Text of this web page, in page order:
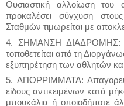
Ουσιαστική αλλοίωση του
προκαλέσει σύγχυση
Σταθμών τιμωρείται με
4. ΣΗΜΑΝΣΗ ΔΙΑΔΡΟΜΗΣ:
τοποθετείται από τη
εξυπηρέτηση των αθλητών
5. ΑΠΟΡΡΙΜΜΑΤΑ:
είδους αντικειμένων κατά
μπουκάλια ή οποιοδήποτε